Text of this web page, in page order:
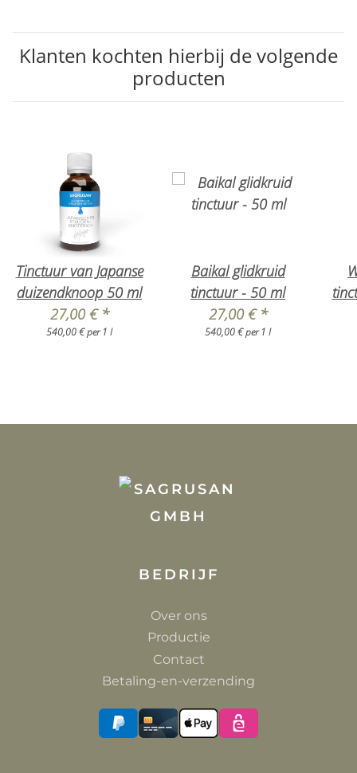
Klanten kochten hierbij de volgende
producten
Tinctuur van Japanse
duizendknoop 50 ml
27,00 € *
540,00 € per 1 l
Baikal glidkruid
tinctuur - 50 ml
27,00 € *
540,00 € per 1 l
BEDRIJF
Over ons
Productie
Contact
Betaling-en-verzending